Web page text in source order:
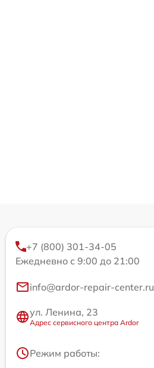
+7 (800) 301-34-05
Ежедневно с 9:00 до 21:00
info@ardor-repair-center.ru
ул. Ленина, 23
Адрес сервисного центра Ardor
Режим работы: